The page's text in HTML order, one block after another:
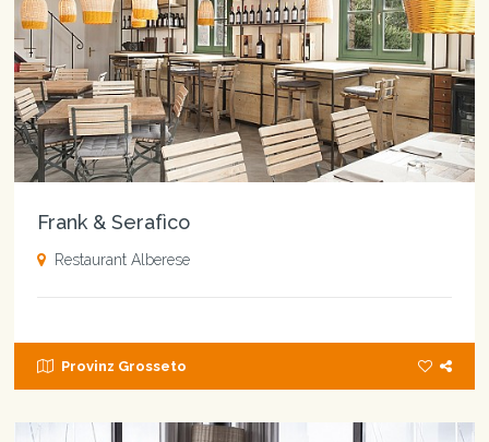
Frank & Serafìco
Restaurant Alberese
Provinz Grosseto